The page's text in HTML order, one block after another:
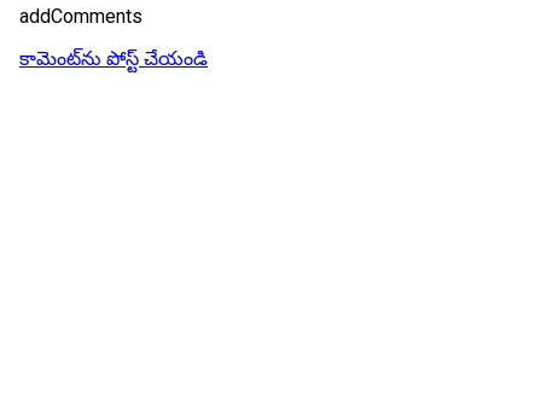
addComments
కామెంట్‌ను పోస్ట్ చేయండి